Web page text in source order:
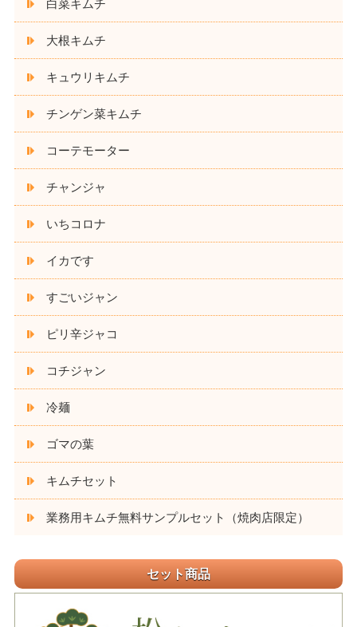
白菜キムチ
大根キムチ
キュウリキムチ
チンゲン菜キムチ
コーテモーター
チャンジャ
いちコロナ
イカです
すごいジャン
ピリ辛ジャコ
コチジャン
冷麺
ゴマの葉
キムチセット
業務用キムチ無料サンプルセット（焼肉店限定）
セット商品